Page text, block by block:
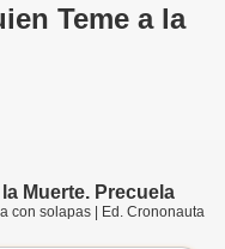
Teme a la
Muerte. Precuela
con solapas | Ed. Crononauta